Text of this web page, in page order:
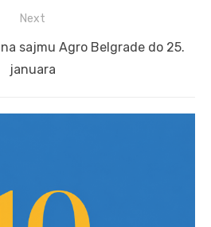
Next
sajmu Agro Belgrade do 25.
januara